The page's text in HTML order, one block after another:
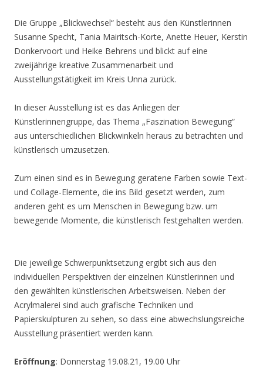
Die Gruppe „Blickwechsel“ besteht aus den Künstlerinnen
Susanne Specht, Tania Mairitsch-Korte, Anette Heuer, Kerstin
Donkervoort und Heike Behrens und blickt auf eine
zweijährige kreative Zusammenarbeit und
Ausstellungstätigkeit im Kreis Unna zurück.
In dieser Ausstellung ist es das Anliegen der
Künstlerinnengruppe, das Thema „Faszination Bewegung“
aus unterschiedlichen Blickwinkeln heraus zu betrachten und
künstlerisch umzusetzen.
Zum einen sind es in Bewegung geratene Farben sowie Text-
und Collage-Elemente, die ins Bild gesetzt werden, zum
anderen geht es um Menschen in Bewegung bzw. um
bewegende Momente, die künstlerisch festgehalten werden.
Die jeweilige Schwerpunktsetzung ergibt sich aus den
individuellen Perspektiven der einzelnen Künstlerinnen und
den gewählten künstlerischen Arbeitsweisen. Neben der
Acrylmalerei sind auch grafische Techniken und
Papierskulpturen zu sehen, so dass eine abwechslungsreiche
Ausstellung präsentiert werden kann.
Eröffnung: Donnerstag 19.08.21, 19.00 Uhr